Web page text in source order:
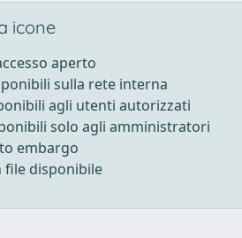
icone
aperto
sulla rete interna
agli utenti autorizzati
solo agli amministratori
embargo
file disponibile